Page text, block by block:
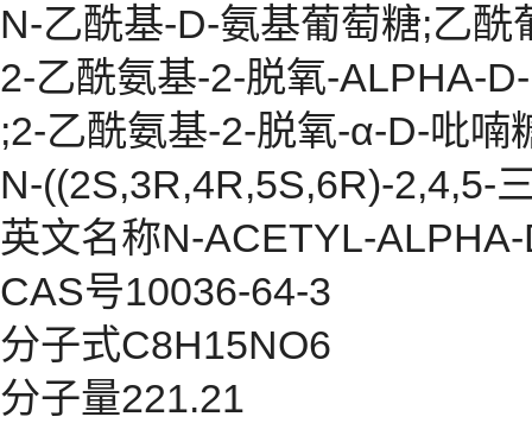
N-乙酰基-D-氨基葡萄糖;乙
2-乙酰氨基-2-脱氧-ALPHA-
;2-乙酰氨基-2-脱氧-α-D-吡
N-((2S,3R,4R,5S,6R)-2,4,5-
英文名称N-ACETYL-
CAS号10036-64-3
分子式C8H15NO6
分子量221.21